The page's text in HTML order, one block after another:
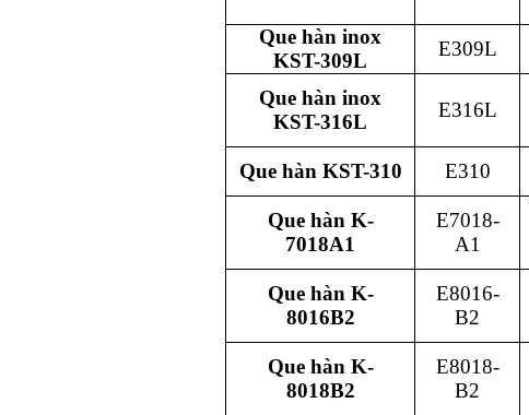
Que hàn inox
KST-309L
E309L
Que hàn inox
KST-316L
E316L
Que hàn KST-310
E310
Que hàn K-
7018A1
E7018-
A1
Que hàn K-
8016B2
E8016-
B2
Que hàn K-
8018B2
E8018-
B2